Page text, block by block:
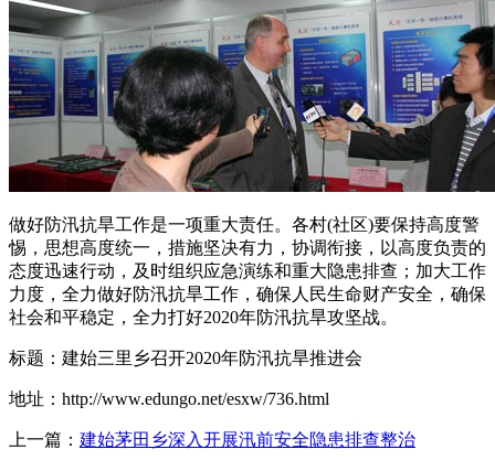
做好防汛抗旱工作是一项重大责任。各村(社区)要保持高度警
惕，思想高度统一，措施坚决有力，协调衔接，以高度负责的
态度迅速行动，及时组织应急演练和重大隐患排查；加大工作
力度，全力做好防汛抗旱工作，确保人民生命财产安全，确保
社会和平稳定，全力打好2020年防汛抗旱攻坚战。
标题：建始三里乡召开2020年防汛抗旱推进会
地址：http://www.edungo.net/esxw/736.html
上一篇： 建始茅田乡深入开展汛前安全隐患排查整治